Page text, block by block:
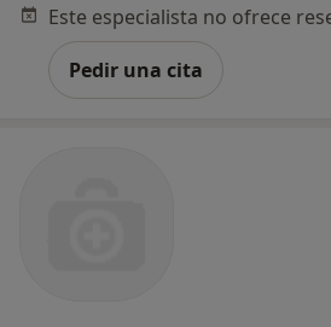
Pedir una cita